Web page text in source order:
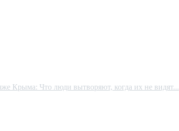
Крыма: Что люди вытворяют, когда их не видят...